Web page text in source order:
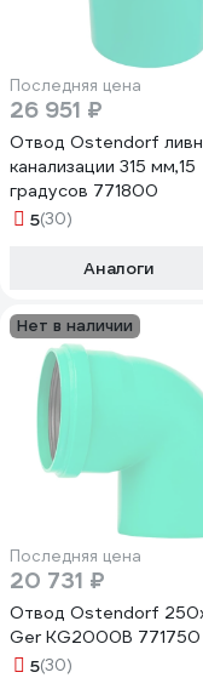
Последняя цена
26 951 ₽
Отвод Ostendorf
канализации 315 мм,15
градусов 771800
5(30)
Аналоги
Нет в наличии
Последняя цена
20 731 ₽
Отвод Ostendorf
Ger KG2000B 771750
5(30)